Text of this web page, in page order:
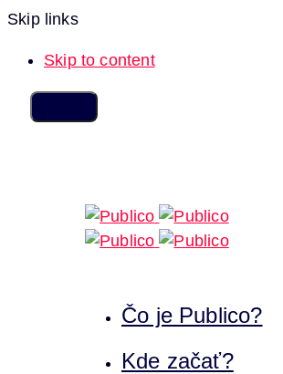
Skip links
Skip to content
Čo je Publico?
Kde začať?